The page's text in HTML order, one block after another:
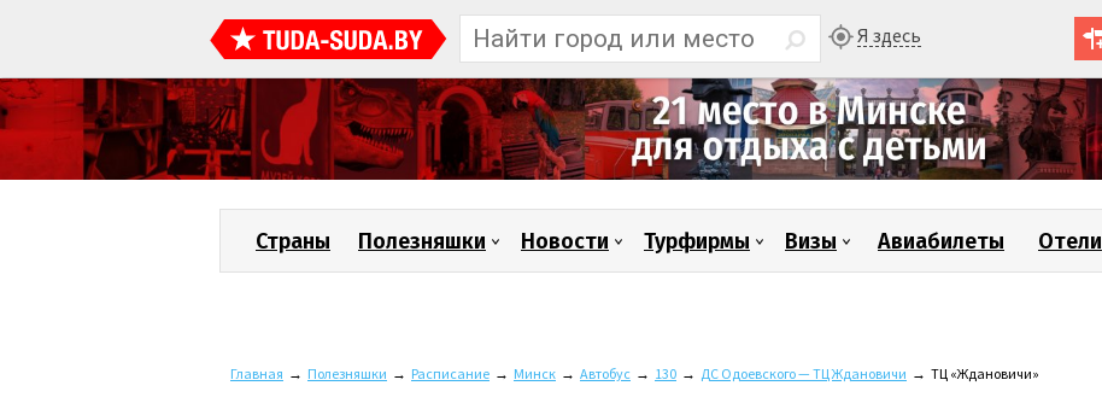
Я здесь
Страны Полезняшки Новости Турфирмы Визы Авиабилеты Отели
Главная → Полезняшки → Расписание → Минск → Автобус → 130 → ДС Одоевского — ТЦ Ждановичи → ТЦ «Ждановичи»